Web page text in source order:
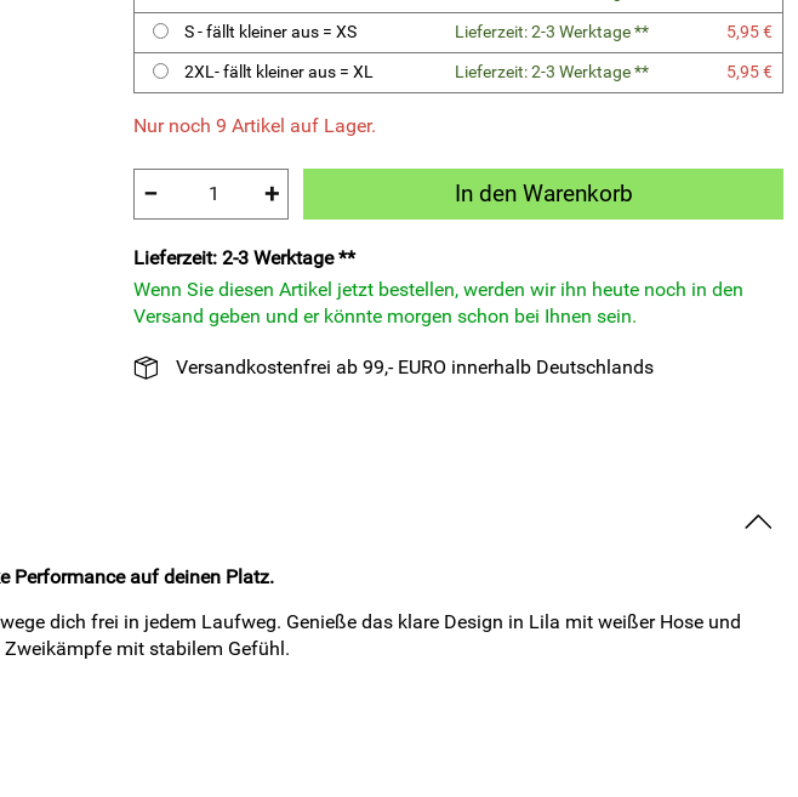
S - fällt kleiner aus = XS
Lieferzeit: 2-3 Werktage **
5,95 €
2XL- fällt kleiner aus = XL
Lieferzeit: 2-3 Werktage ** 5,95 €
Nur noch 9 Artikel auf Lager.
− + In den Warenkorb
Lieferzeit: 2-3 Werktage **
Wenn Sie diesen Artikel jetzt bestellen, werden wir ihn heute noch in den
Versand geben und er könnte morgen schon bei Ihnen sein.
Versandkostenfrei ab 99,- EURO innerhalb Deutschlands
Performance auf deinen Platz.
dich frei in jedem Laufweg. Genieße das klare Design in Lila mit weißer Hose und
mit stabilem Gefühl.